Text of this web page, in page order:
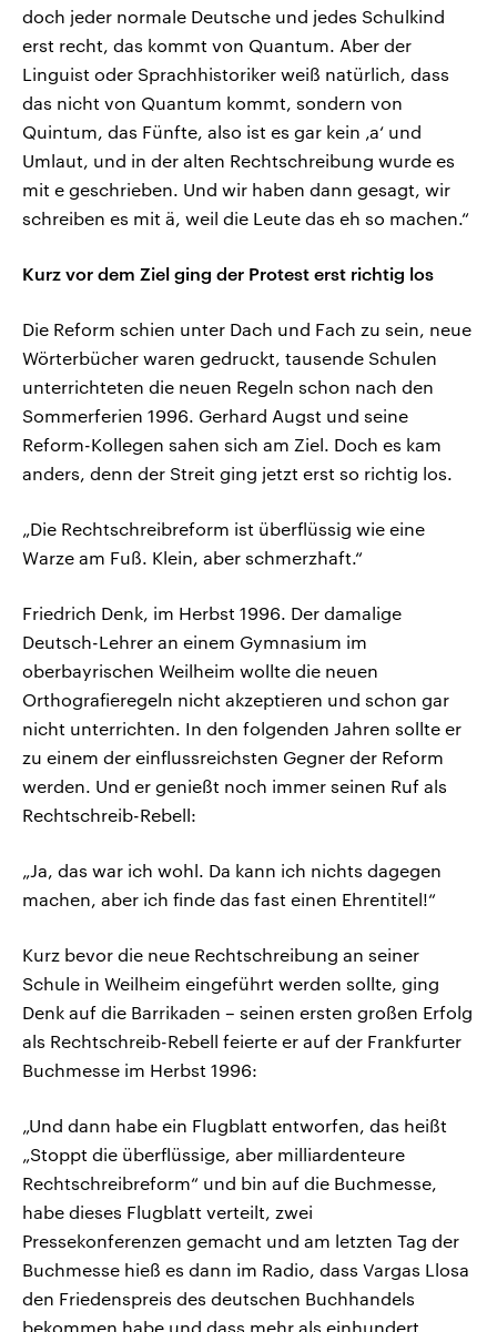
doch jeder normale Deutsche und jedes Schulkind
erst recht, das kommt von Quantum. Aber der
Linguist oder Sprachhistoriker weiß natürlich, dass
das nicht von Quantum kommt, sondern von
Quintum, das Fünfte, also ist es gar kein ‚a‘ und
Umlaut, und in der alten Rechtschreibung wurde es
mit e geschrieben. Und wir haben dann gesagt, wir
schreiben es mit ä, weil die Leute das eh so machen.“
Kurz vor dem Ziel ging der Protest erst richtig los
Die Reform schien unter Dach und Fach zu sein, neue
Wörterbücher waren gedruckt, tausende Schulen
unterrichteten die neuen Regeln schon nach den
Sommerferien 1996. Gerhard Augst und seine
Reform-Kollegen sahen sich am Ziel. Doch es kam
anders, denn der Streit ging jetzt erst so richtig los.
„Die Rechtschreibreform ist überflüssig wie eine
Warze am Fuß. Klein, aber schmerzhaft.“
Friedrich Denk, im Herbst 1996. Der damalige
Deutsch-Lehrer an einem Gymnasium im
oberbayrischen Weilheim wollte die neuen
Orthografieregeln nicht akzeptieren und schon gar
nicht unterrichten. In den folgenden Jahren sollte er
zu einem der einflussreichsten Gegner der Reform
werden. Und er genießt noch immer seinen Ruf als
Rechtschreib-Rebell:
„Ja, das war ich wohl. Da kann ich nichts dagegen
machen, aber ich finde das fast einen Ehrentitel!“
Kurz bevor die neue Rechtschreibung an seiner
Schule in Weilheim eingeführt werden sollte, ging
Denk auf die Barrikaden – seinen ersten großen Erfolg
als Rechtschreib-Rebell feierte er auf der Frankfurter
Buchmesse im Herbst 1996:
„Und dann habe ein Flugblatt entworfen, das heißt
„Stoppt die überflüssige, aber milliardenteure
Rechtschreibreform“ und bin auf die Buchmesse,
habe dieses Flugblatt verteilt, zwei
Pressekonferenzen gemacht und am letzten Tag der
Buchmesse hieß es dann im Radio, dass Vargas Llosa
den Friedenspreis des deutschen Buchhandels
bekommen habe und dass mehr als einhundert